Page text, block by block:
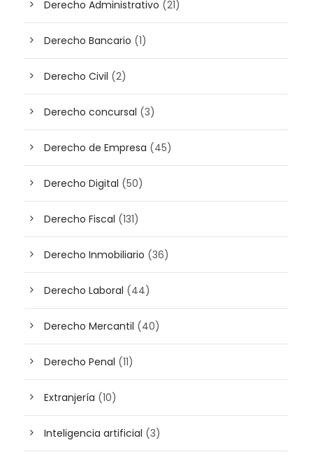
Derecho Administrativo (21)
Derecho Bancario (1)
Derecho Civil (2)
Derecho concursal (3)
Derecho de Empresa (45)
Derecho Digital (50)
Derecho Fiscal (131)
Derecho Inmobiliario (36)
Derecho Laboral (44)
Derecho Mercantil (40)
Derecho Penal (11)
Extranjería (10)
Inteligencia artificial (3)